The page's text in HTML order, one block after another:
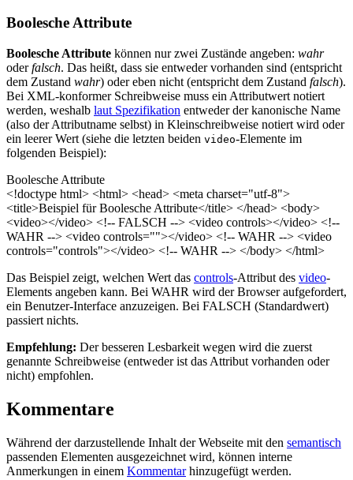
Boolesche Attribute
Boolesche Attribute können nur zwei Zustände angeben: wahr
oderfalsch. Das heißt, dass sie entweder vorhanden sind (entspricht
dem Zustand wahr) oder eben nicht (entspricht dem Zustand falsch).
Bei XML-konformer Schreibweise muss ein Attributwert notiert
werden, weshalb laut Spezifikation entweder der kanonische Name
(also der Attributname selbst) in Kleinschreibweise notiert wird oder
ein leerer Wert (siehe die letzten beiden video-Elemente im
folgenden Beispiel):
Boolesche Attribute
<!doctype html> <html> <head> <meta charset="utf-8">
<title>Beispiel für Boolesche Attribute</title> </head> <body>
<video></video> <!-- FALSCH --> <video controls></video> <!--
WAHR --> <video controls=""></video> <!-- WAHR --> <video
controls="controls"></video> <!-- WAHR --> </body> </html>
Das Beispiel zeigt, welchen Wert das controls-Attribut des video-
Elements angeben kann. Bei WAHR wird der Browser aufgefordert,
ein Benutzer-Interface anzuzeigen. Bei FALSCH (Standardwert)
passiert nichts.
Empfehlung: Der besseren Lesbarkeit wegen wird die zuerst
genannte Schreibweise (entweder ist das Attribut vorhanden oder
nicht) empfohlen.
Kommentare
Während der darzustellende Inhalt der Webseite mit den semantisch
passenden Elementen ausgezeichnet wird, können interne
Anmerkungen in einem Kommentarhinzugefügt werden.